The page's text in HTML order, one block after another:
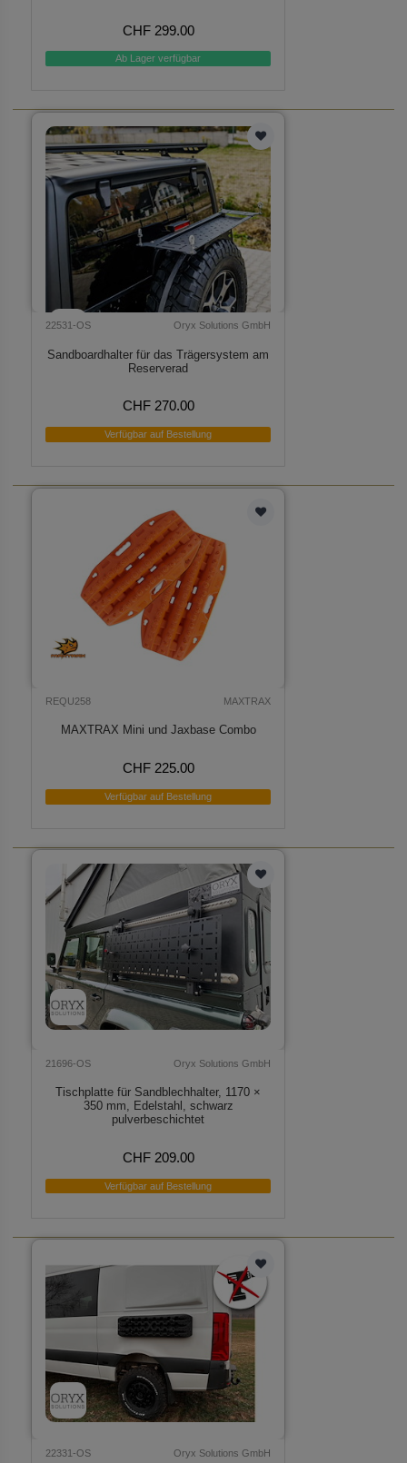
CHF 299.00
Ab Lager verfügbar
22531-OS Oryx Solutions GmbH
Sandboardhalter für das Trägersystem am
Reserverad
CHF 270.00
Verfügbar auf Bestellung
REQU258 MAXTRAX
MAXTRAX Mini und Jaxbase Combo
CHF 225.00
Verfügbar auf Bestellung
21696-OS Oryx Solutions GmbH
Tischplatte für Sandblechhalter, 1170 ×
350 mm, Edelstahl, schwarz
pulverbeschichtet
CHF 209.00
Verfügbar auf Bestellung
22331-OS Oryx Solutions GmbH